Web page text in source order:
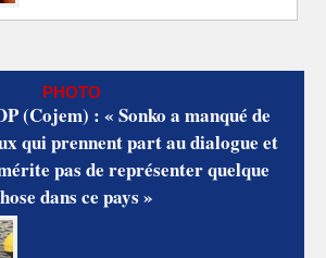
PHOTO
(Cojem) : « Sonko a manqué de
qui prennent part au dialogue et
pas de représenter quelque
dans ce pays »